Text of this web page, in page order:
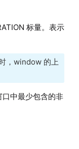
标量。表示
，window 的上
中最少包含的非